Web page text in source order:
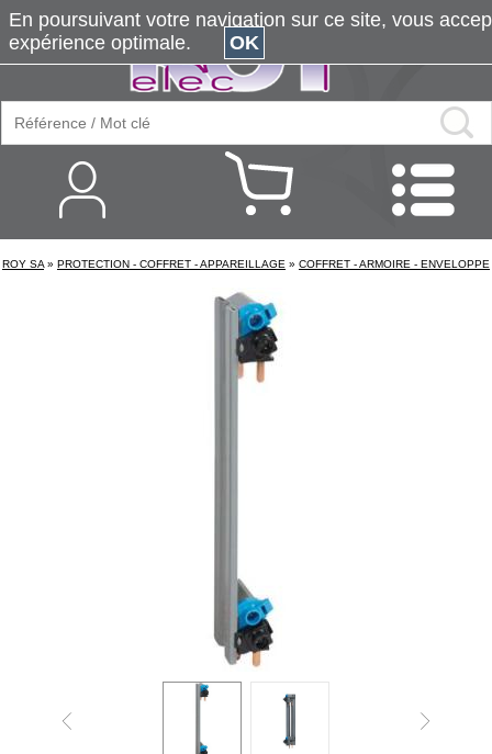
ROY SA » PROTECTION - COFFRET - APPAREILLAGE » COFFRET - ARMOIRE - ENVELOPPE
En poursuivant votre navigation sur ce site, vous
expérience optimale.
OK